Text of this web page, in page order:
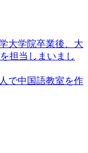
大学院卒業後、大
担当しまいまし
で中国語教室を作